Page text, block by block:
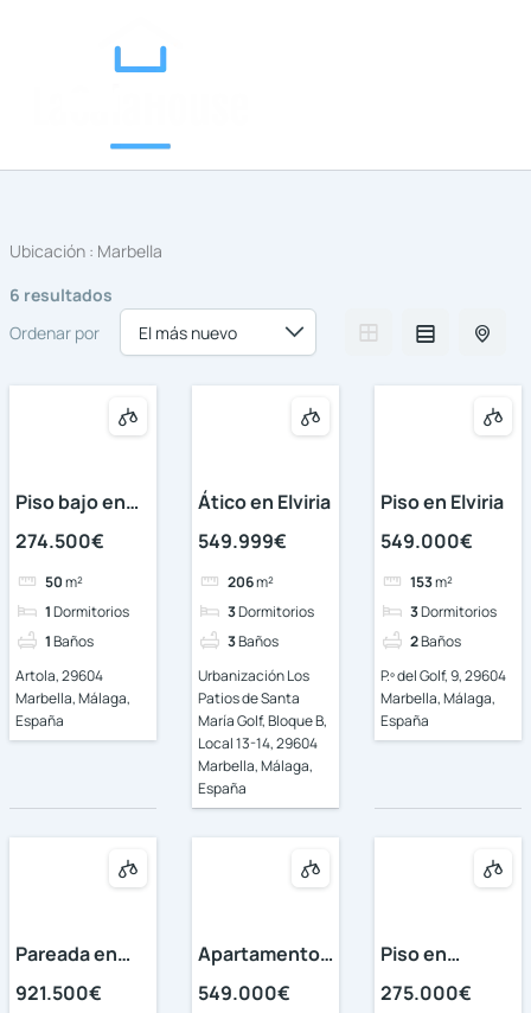
Ubicación : Marbella
6 resultados
Ordenar por
Piso bajo en
Artola
274.500€
50m²
1Dormitorios
1Baños
Artola, 29604
Marbella, Málaga,
España
Ático en Elviria
549.999€
206m²
3Dormitorios
3Baños
Urbanización Los
Patios de Santa
María Golf, Bloque B,
Local 13-14, 29604
Marbella, Málaga,
España
Piso en Elviria
549.000€
153m²
3Dormitorios
2Baños
P.º del Golf, 9, 29604
Marbella, Málaga,
España
Pareada en
Marbella
921.500€
Apartamento
en Marbella
549.000€
Piso en
Marbella
275.000€